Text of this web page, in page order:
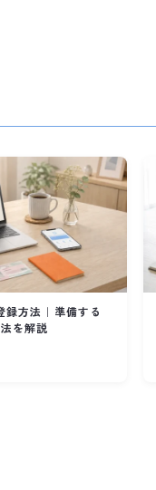
録方法｜準備する
を解説